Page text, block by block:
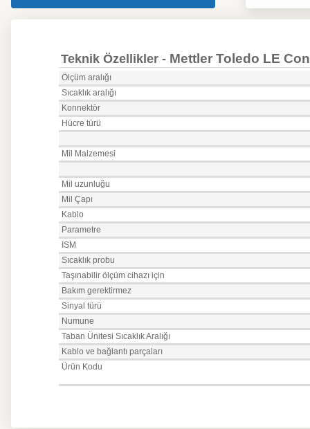
Teknik Özellikler - Mettler Toledo LE
Ölçüm aralığı
Sıcaklık aralığı
Konnektör
Hücre türü
Mil Malzemesi
Mil uzunluğu
Mil Çapı
Kablo
Parametre
ISM
Sıcaklık probu
Taşınabilir ölçüm cihazı için
Bakım gerektirmez
Sinyal türü
Numune
Taban Ünitesi Sıcaklık Aralığı
Kablo ve bağlantı parçaları
Ürün Kodu